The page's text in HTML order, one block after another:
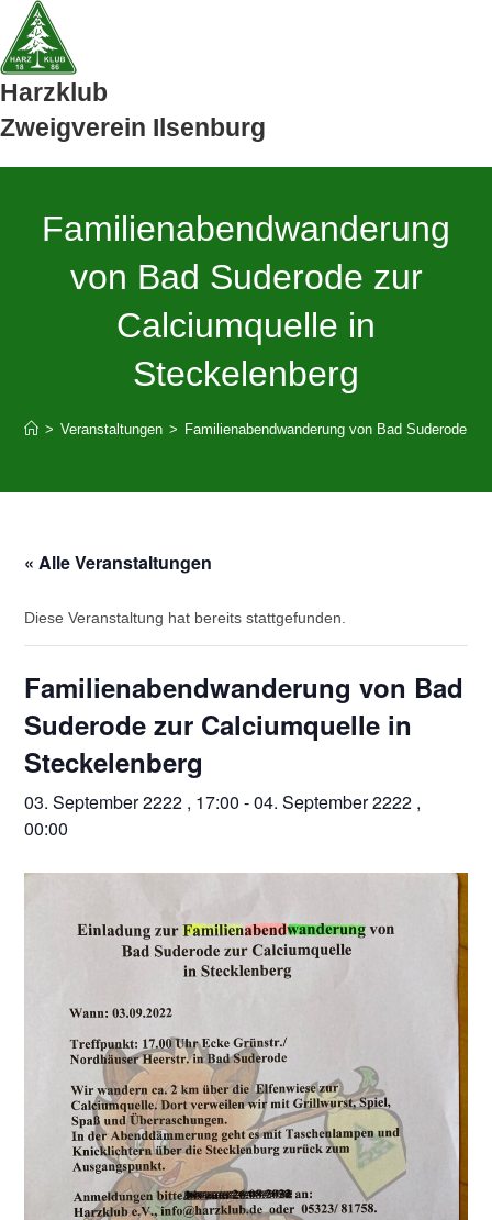
Zum
Inhalt
springen
Harzklub
Zweigverein Ilsenburg
Familienabendwanderung
von Bad Suderode zur
Calciumquelle in
Steckelenberg
> Veranstaltungen > Familienabendwanderung von Bad Suderode
« Alle Veranstaltungen
Diese Veranstaltung hat bereits stattgefunden.
Familienabendwanderung von Bad
Suderode zur Calciumquelle in
Steckelenberg
03. September 2222 , 17:00 -04. September 2222 ,
00:00